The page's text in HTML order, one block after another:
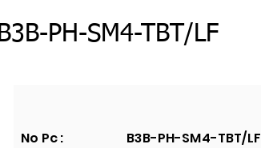
B3B-PH-SM4-TBT/LF
No Pc : B3B-PH-SM4-TBT/LF